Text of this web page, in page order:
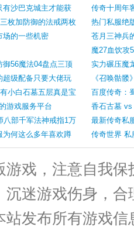
有沙巴克城主才能获
义非凡
枚加防御的法戒两枚
知道
场的一些机密
御56魔法04盘点三顶
超级配备只要大佬玩
小白石墓五层真是宝
游戏服务平台
八部千军法神戒指1万
为何这么多年喜欢蹲
传奇十周年
网站
热门私服绝
苍月三神兵
猛
魔27血饮攻
兵
实力碾压魔
火龙
《召唤骷
承诺
百度传奇：
的神奇经历
香石古墓 vs
了
最新传奇私
详细表现方
传奇世界 私
游戏，注意自我
沉迷游戏伤身，合
站发布所有游戏